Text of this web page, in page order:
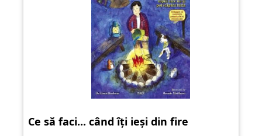
Ce să faci... când îți ieși din fire